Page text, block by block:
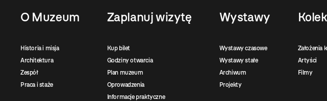
O Muzeum
Historia i misja
Architektura
Zespół
Praca i staże
Zaplanuj wizytę
Kup bilet
Godziny otwarcia
Plan muzeum
Oprowadzenia
Informacje praktyczne
Wystawy
Wystawy czasowe
Wystawy stałe
Archiwum
Projekty
Założenia
Artyści
Filmy